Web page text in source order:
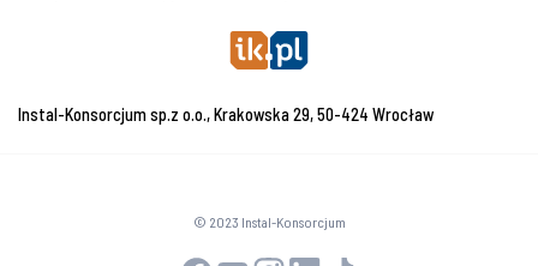
Instal-Konsorcjum sp.z o.o., Krakowska 29, 50-424 Wrocław
© 2023 Instal-Konsorcjum